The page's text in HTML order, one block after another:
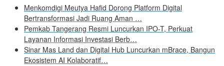
Menkomdigi Meutya Hafid Dorong Platform Digital
Bertransformasi Jadi Ruang Aman …
Pemkab Tangerang Resmi Luncurkan IPO-T, Perkuat
Layanan Informasi Investasi Berb…
Sinar Mas Land dan Digital Hub Luncurkan mBrace, Bangun
Ekosistem AI Kolaboratif…